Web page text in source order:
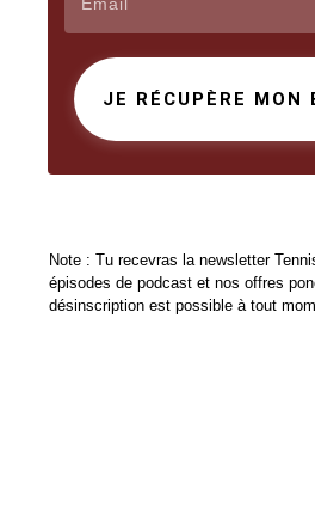
JE RÉCUPÈRE MON
Note : Tu recevras la newsletter
épisodes de podcast et nos offres
désinscription est possible à tout